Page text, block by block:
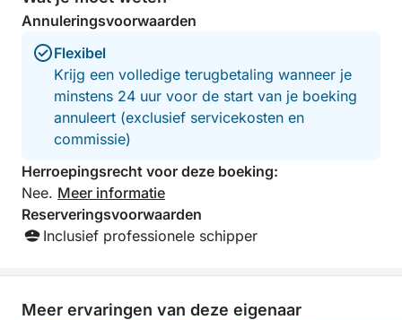
Annuleringsvoorwaarden
Flexibel
Krijg een volledige terugbetaling wanneer je
minstens 24 uur voor de start van je boeking
annuleert (exclusief servicekosten en
commissie)
Herroepingsrecht voor deze boeking:
Nee. Meer informatie
Reserveringsvoorwaarden
Inclusief professionele schipper
Meer ervaringen van deze eigenaar